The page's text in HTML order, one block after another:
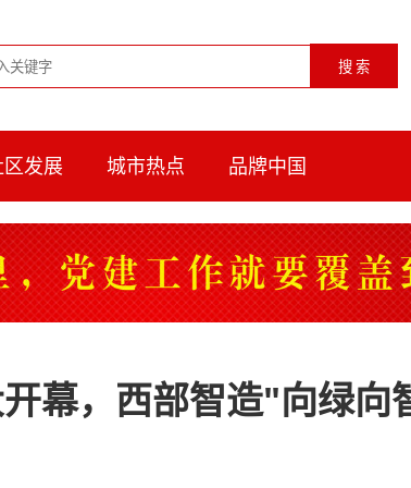
发展 城市热点 品牌中国
幕，西部智造"向绿向